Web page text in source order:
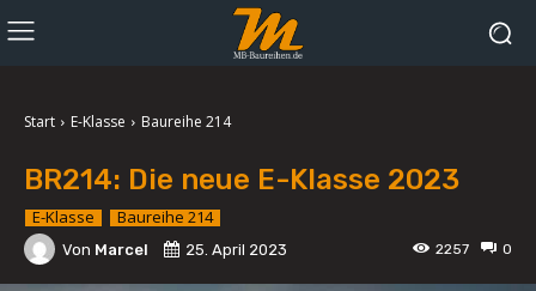
Start E-Klasse Baureihe 214
BR214: Die neue E-Klasse 2023
E-Klasse Baureihe 214
Von Marcel 0
25. April 2023 2257